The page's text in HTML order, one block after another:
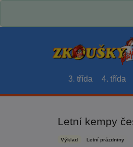
3. třída 4. třída
Letní kempy
Výklad Letní prázdniny